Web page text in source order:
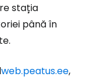
stația
până în
web.peatus.ee,